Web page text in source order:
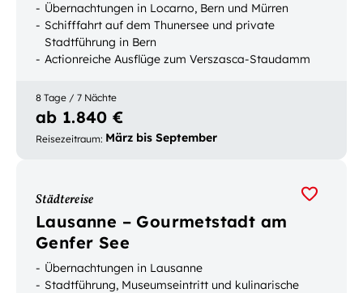
Übernachtungen in Locarno, Bern und Mürren
Schifffahrt auf dem Thunersee und private
Stadtführung in Bern
Actionreiche Ausflüge zum Verszasca-Staudamm
8 Tage / 7 Nächte
ab 1.840 €
Reisezeitraum: März bis September
Städtereise
Lausanne – Gourmetstadt am
Genfer See
Übernachtungen in Lausanne
Stadtführung, Museumseintritt und kulinarische